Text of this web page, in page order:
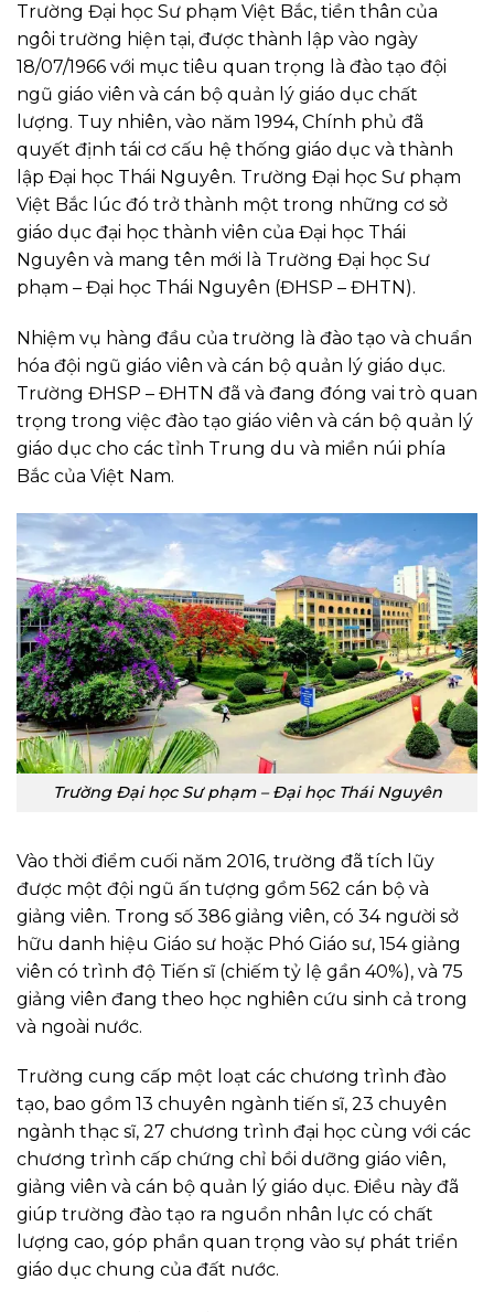
Trường Đại học Sư phạm Việt Bắc, tiền thân của
ngôi trường hiện tại, được thành lập vào ngày
18/07/1966 với mục tiêu quan trọng là đào tạo đội
ngũ giáo viên và cán bộ quản lý giáo dục chất
lượng. Tuy nhiên, vào năm 1994, Chính phủ đã
quyết định tái cơ cấu hệ thống giáo dục và thành
lập Đại học Thái Nguyên. Trường Đại học Sư phạm
Việt Bắc lúc đó trở thành một trong những cơ sở
giáo dục đại học thành viên của Đại học Thái
Nguyên và mang tên mới là Trường Đại học Sư
phạm – Đại học Thái Nguyên (ĐHSP – ĐHTN).
Nhiệm vụ hàng đầu của trường là đào tạo và chuẩn
hóa đội ngũ giáo viên và cán bộ quản lý giáo dục.
Trường ĐHSP – ĐHTN đã và đang đóng vai trò quan
trọng trong việc đào tạo giáo viên và cán bộ quản lý
giáo dục cho các tỉnh Trung du và miền núi phía
Bắc của Việt Nam.
Trường Đại học Sư phạm – Đại học Thái Nguyên
Vào thời điểm cuối năm 2016, trường đã tích lũy
được một đội ngũ ấn tượng gồm 562 cán bộ và
giảng viên. Trong số 386 giảng viên, có 34 người sở
hữu danh hiệu Giáo sư hoặc Phó Giáo sư, 154 giảng
viên có trình độ Tiến sĩ (chiếm tỷ lệ gần 40%), và 75
giảng viên đang theo học nghiên cứu sinh cả trong
và ngoài nước.
Trường cung cấp một loạt các chương trình đào
tạo, bao gồm 13 chuyên ngành tiến sĩ, 23 chuyên
ngành thạc sĩ, 27 chương trình đại học cùng với các
chương trình cấp chứng chỉ bồi dưỡng giáo viên,
giảng viên và cán bộ quản lý giáo dục. Điều này đã
giúp trường đào tạo ra nguồn nhân lực có chất
lượng cao, góp phần quan trọng vào sự phát triển
giáo dục chung của đất nước.